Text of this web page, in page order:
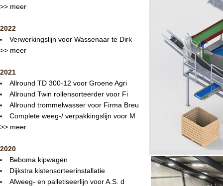
>> meer
2022
Verwerkingslijn voor Wassenaar te Dirk
>> meer
2021
Allround TD 300-12 voor Groene Agri
Allround Twin rollensorteerder voor Fi
Allround trommelwasser voor Firma Breu
Complete weeg-/ verpakkingslijn voor M
>> meer
2020
Beboma kipwagen
Dijkstra kistensorteerinstallatie
Afweeg- en palletiseerlijn voor A.S. d